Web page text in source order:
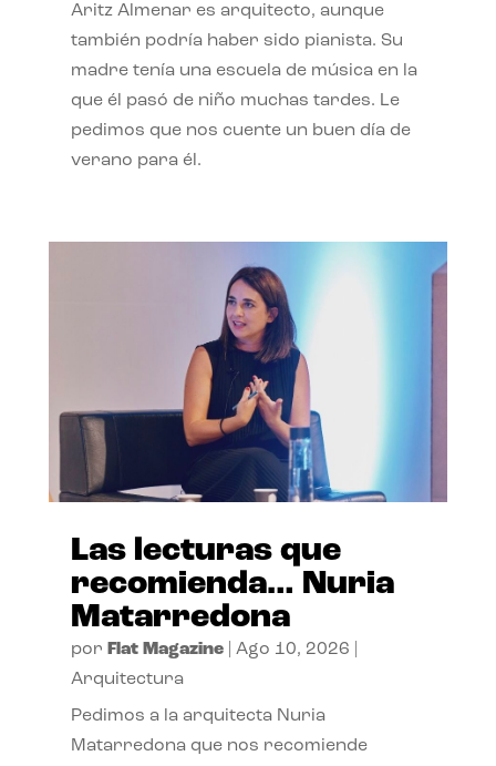
Aritz Almenar es arquitecto, aunque
también podría haber sido pianista. Su
madre tenía una escuela de música en la
que él pasó de niño muchas tardes. Le
pedimos que nos cuente un buen día de
verano para él.
Las lecturas que
recomienda… Nuria
Matarredona
por Flat Magazine| Ago 10, 2026
Arquitectura
Pedimos a la arquitecta Nuria
Matarredona que nos recomiende